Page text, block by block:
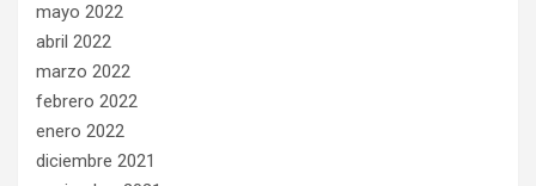
mayo 2022
abril 2022
marzo 2022
febrero 2022
enero 2022
diciembre 2021